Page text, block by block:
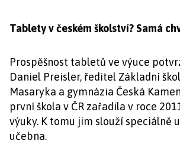
Tablety v českém školství? Samá
Prospěšnost tabletů ve výuce
Daniel Preisler, ředitel Základní
Masaryka a gymnázia Česká
první škola v ČR zařadila v roce
výuky. K tomu jim sloužíspeciálně
učebna.